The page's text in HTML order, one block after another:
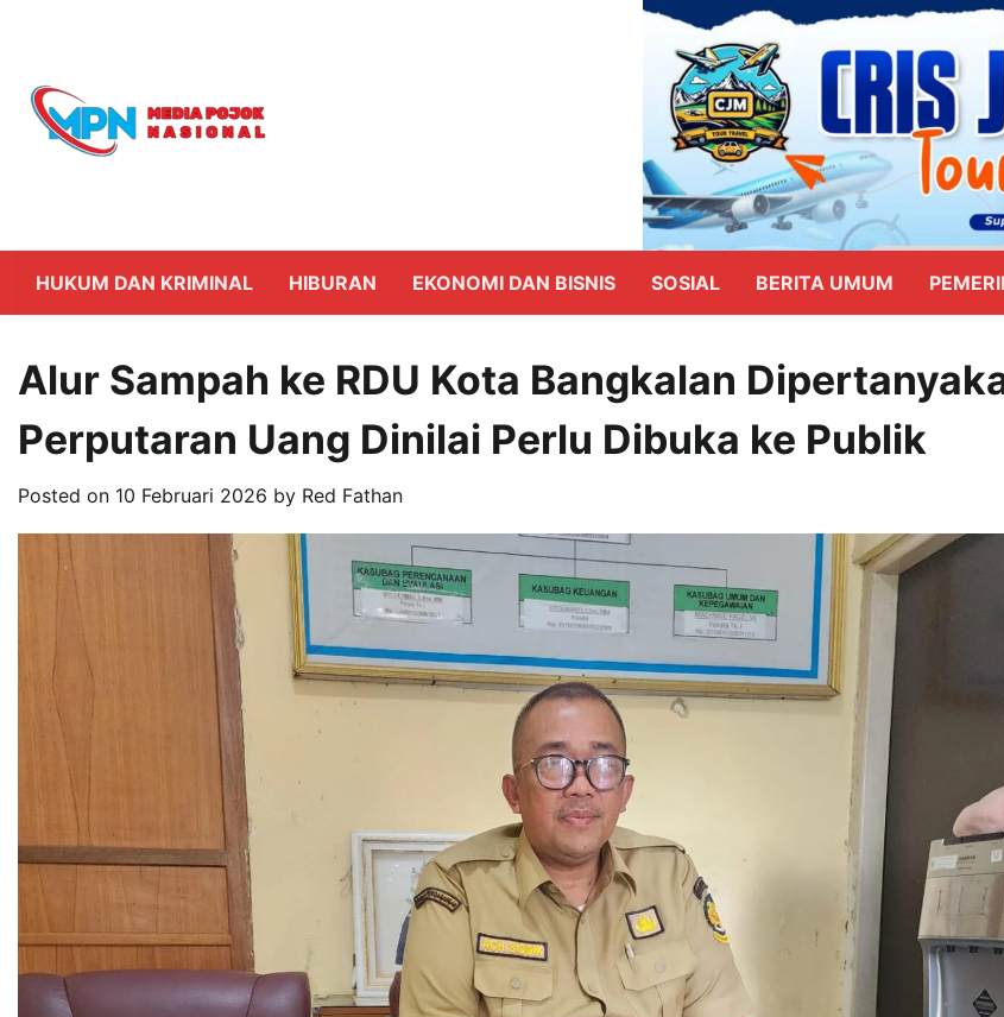
HUKUM DAN KRIMINAL HIBURAN EKONOMI DAN BISNIS SOSIAL BERITA UMUM
Alur Sampah ke RDU Kota Bangkalan
Perputaran Uang Dinilai Perlu Dibuka ke Publik
Posted on 10 Februari 2026 by Red Fathan